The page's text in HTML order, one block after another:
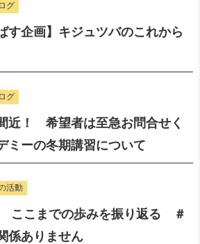
グ
す企画】キジュツバのこれから
グ
近！ 希望者は至急お問合せく
ミーの冬期講習について
活動
ここまでの歩みを振り返る ＃
係ありません